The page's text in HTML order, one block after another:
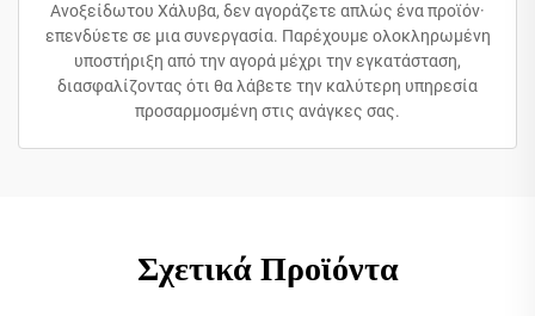
Ανοξείδωτου Χάλυβα, δεν αγοράζετε απλώς ένα προϊόν·
επενδύετε σε μια συνεργασία. Παρέχουμε ολοκληρωμένη
υποστήριξη από την αγορά μέχρι την εγκατάσταση,
διασφαλίζοντας ότι θα λάβετε την καλύτερη υπηρεσία
προσαρμοσμένη στις ανάγκες σας.
Σχετικά Προϊόντα